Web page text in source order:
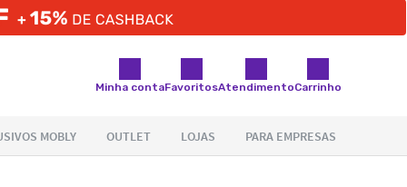
Minha contaFavoritosAtendimentoCarrinho